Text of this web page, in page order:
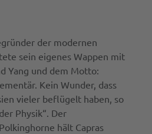
der modernen
sein eigenes Wappen mit
Yang und dem Motto:
Kein Wunder, dass
vieler beflügelt haben, so
Physik“. Der
hält Capras